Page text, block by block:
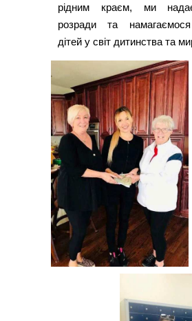
рідним краєм, ми
розради та
дітей у світ дитинства та